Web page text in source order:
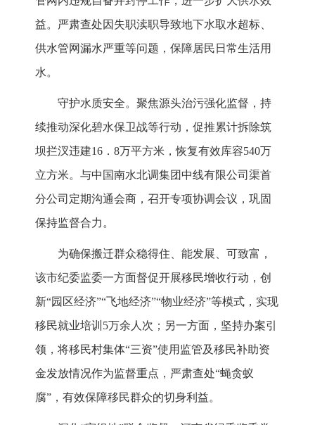
益。严肃查处因失职渎职导致地下水取水超标、
供水管网漏水严重等问题，保障居民日常生活用
水。
守护水质安全。聚焦源头治污强化监督，持
续推动深化碧水保卫战等行动，促推累计拆除筑
坝拦汊违建16．8万平方米，恢复有效库容540万
立方米。与中国南水北调集团中线有限公司渠首
分公司定期沟通会商，召开专项协调会议，巩固
保持监督合力。
为确保搬迁群众稳得住、能发展、可致富，
该市纪委监委一方面督促开展移民增收行动，创
新“园区经济”“飞地经济”“物业经济”等模式，实现
移民就业培训5万余人次；另一方面，坚持办案引
领，将移民村集体“三资”使用监管及移民补助资
金发放情况作为监督重点，严肃查处“蝇贪蚁
腐”，有效保障移民群众的切身利益。